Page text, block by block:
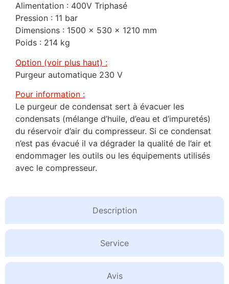
Description
Service
Avis
Alimentation : 400V Triphasé
Pression : 11 bar
Dimensions : 1500 x 530 x 1210 mm
Poids : 214 kg
Option (voir plus haut) :
Purgeur automatique 230 V
Pour information :
Le purgeur de condensat sert à évacuer les
condensats (mélange d’huile, d’eau et d’impuretés)
du réservoir d’air du compresseur. Si ce condensat
n’est pas évacué il va dégrader la qualité de l’air et
endommager les outils ou les équipements utilisés
avec le compresseur.